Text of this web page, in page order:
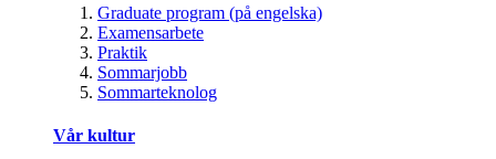
Graduate program (på engelska)
Examensarbete
Praktik
Sommarjobb
Sommarteknolog
Vår kultur